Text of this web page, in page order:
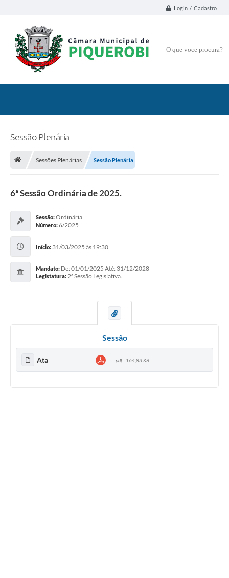
Login / Cadastro
O que voce procura?
Sessão Plenária
Sessões Plenárias Sessão Plenária
6ª Sessão Ordinária de 2025.
Sessão:Ordinária
Número:6/2025
Início: 31/03/2025 às 19:30
Mandato: De: 01/01/2025 Até: 31/12/2028
Legistatura:2ª Sessão Legislativa.
Sessão
Ata pdf - 164,83 KB